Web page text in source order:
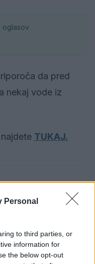
Personal
to third parties, or
information for
the below opt-out
oglasov
da pred
nekaj vode iz
TUKAJ.
zakonika je
javno spodbujanje
vsebinami
→